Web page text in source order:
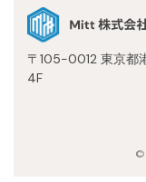
〒105-0012 東京都
4F
©